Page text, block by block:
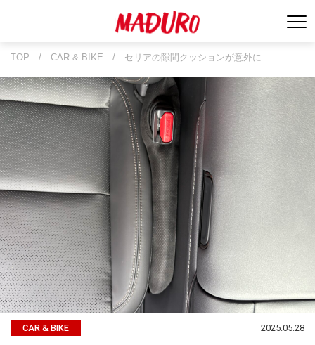
TOP / CAR & BIKE / セリアの隙間クッションが意外に…
CAR & BIKE 2025.05.28